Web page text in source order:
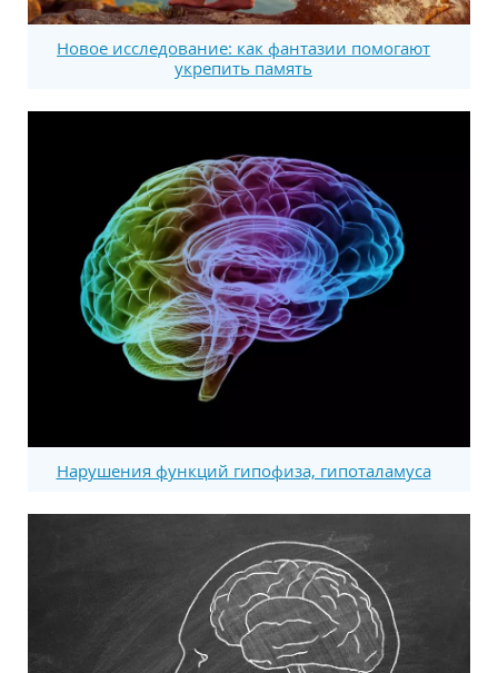
Новое исследование: как фантазии помогают
укрепить память
Нарушения функций гипофиза, гипоталамуса